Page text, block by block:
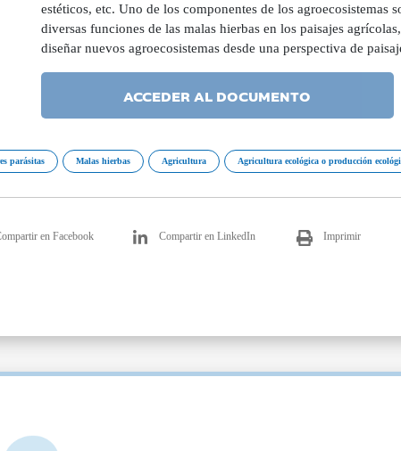
estéticos, etc. Uno de los componentes de los agroecosistemas
diversas funciones de las malas hierbas en los paisajes
diseñar nuevos agroecosistemas desde una perspectiva de
ACCEDER AL DOCUMENTO
parásitas Malas hierbas Agricultura Agricultura ecológica o producción
en Facebook Compartir en LinkedIn Imprimir